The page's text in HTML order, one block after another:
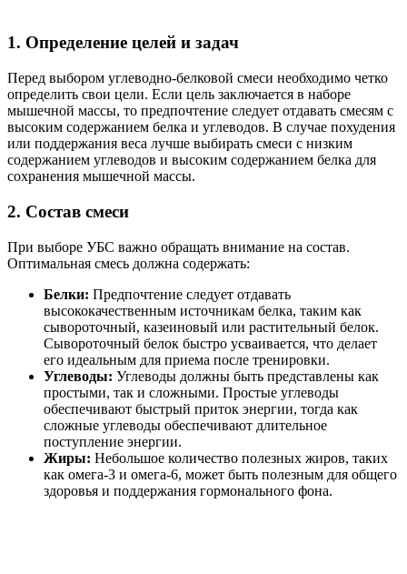
1. Определение целей и задач
Перед выбором углеводно-белковой смеси необходимо четко
определить свои цели. Если цель заключается в наборе
мышечной массы, то предпочтение следует отдавать смесям с
высоким содержанием белка и углеводов. В случае похудения
или поддержания веса лучше выбирать смеси с низким
содержанием углеводов и высоким содержанием белка для
сохранения мышечной массы.
2. Состав смеси
При выборе УБС важно обращать внимание на состав.
Оптимальная смесь должна содержать:
Белки: Предпочтение следует отдавать
высококачественным источникам белка, таким как
сывороточный, казеиновый или растительный белок.
Сывороточный белок быстро усваивается, что делает
его идеальным для приема после тренировки.
Углеводы: Углеводы должны быть представлены как
простыми, так и сложными. Простые углеводы
обеспечивают быстрый приток энергии, тогда как
сложные углеводы обеспечивают длительное
поступление энергии.
Жиры: Небольшое количество полезных жиров, таких
как омега-3 и омега-6, может быть полезным для общего
здоровья и поддержания гормонального фона.